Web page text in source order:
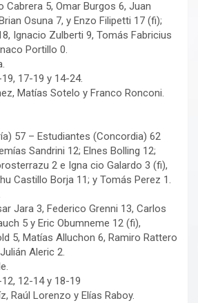
Cabrera 5, Omar Burgos 6, Juan
Osuna 7, y Enzo Filipetti 17 (fi);
Ignacio Zulberti 9, Tomás Fabricius
Portillo 0.
17-19 y 14-24.
Matías Sotelo y Franco Ronconi.
57 – Estudiantes (Concordia) 62
Sandrini 12; Elnes Bolling 12;
2 e Igna cio Galardo 3 (fi),
Castillo Borja 11; y Tomás Perez 1.
Jara 3, Federico Grenni 13, Carlos
5 y Eric Obumneme 12 (fi),
5, Matías Alluchon 6, Ramiro Rattero
Aleric 2.
12-14 y 18-19
Raúl Lorenzo y Elías Raboy.